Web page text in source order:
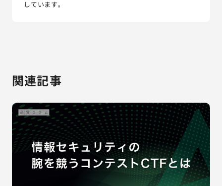
しています。
関連記事